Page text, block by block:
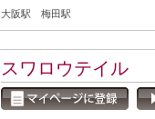
大阪駅 梅田駅
スワロウテイル